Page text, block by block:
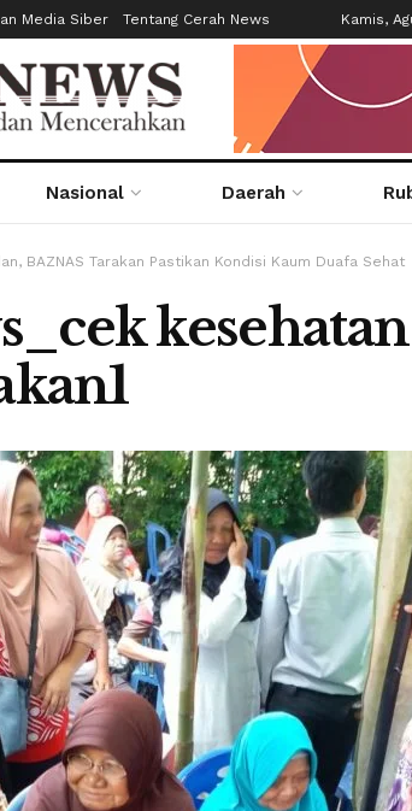
Media Siber Tentang Cerah News Kamis,
Nasional Daerah
BAZNAS Tarakan Pastikan Kondisi Kaum Duafa Sehat